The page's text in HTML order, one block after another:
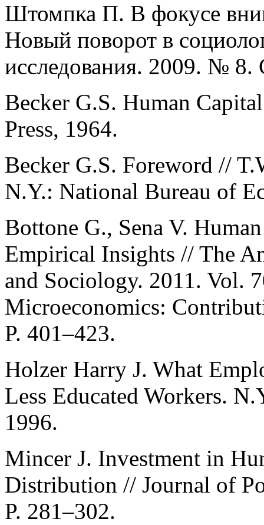
Штомпка П. В фокусе
Новый поворот в
исследования. 2009. № 8.
Becker G.S. Human
Press, 1964.
Becker G.S. Foreword //
N.Y.: National Bureau of
Bottone G., Sena V.
Empirical Insights // The
and Sociology. 2011. Vol.
Microeconomics:
P. 401–423.
Holzer Harry J. What
Less Educated Workers.
1996.
Mincer J. Investment in
Distribution // Journal of
P. 281–302.